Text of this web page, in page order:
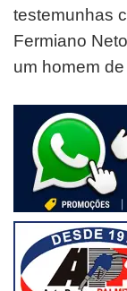
testemunhas
Fermiano
um homem